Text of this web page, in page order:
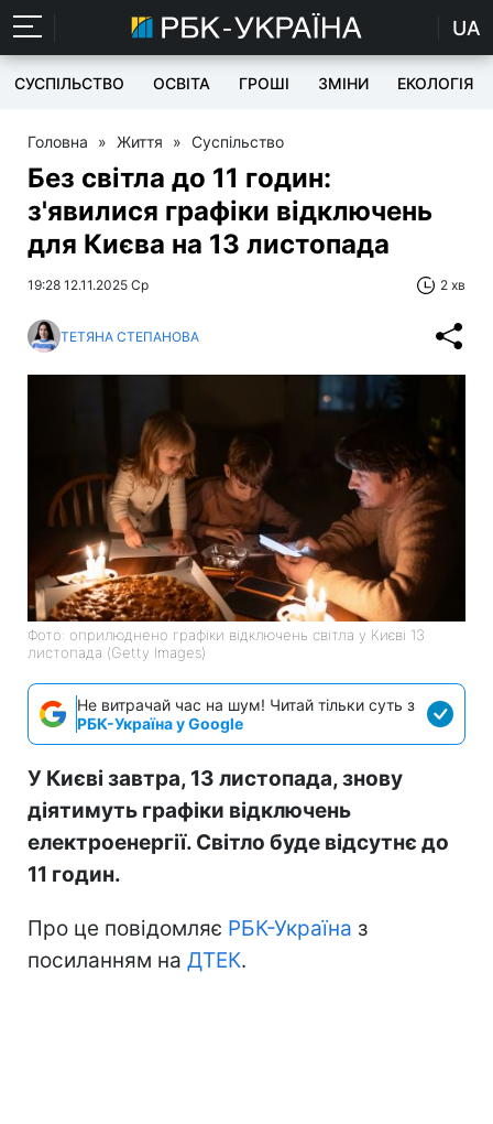
UA
СУСПІЛЬСТВО ОСВІТА ГРОШІ ЗМІНИ ЕКОЛОГІЯ
Головна » Життя » Суспільство
Без світла до 11 годин:
з'явилися графіки відключень
для Києва на 13 листопада
19:28 12.11.2025 Ср 2 хв
ТЕТЯНА СТЕПАНОВА
Фото: оприлюднено графіки відключень світла у Києві 13
листопада (Getty Images)
Не витрачай час на шум! Читай тільки суть з
РБК-Україна у Google
У Києві завтра, 13 листопада, знову
діятимуть графіки відключень
електроенергії. Світло буде відсутнє до
11 годин.
Про це повідомляє РБК-Україна з
посиланням на ДТЕК.